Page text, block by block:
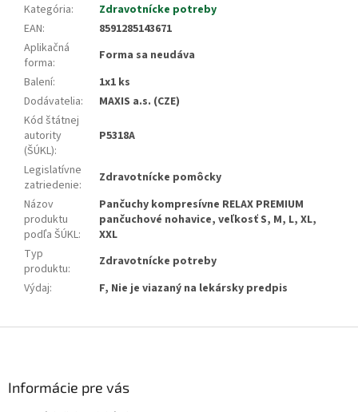
Kategória:
Zdravotnícke potreby
EAN:
8591285143671
Aplikačná
forma:
Forma sa neudáva
Balení:
1x1 ks
Dodávatelia:
MAXIS a.s. (CZE)
Kód štátnej
autority
(ŠÚKL):
P5318A
Legislatívne
zatriedenie:
Zdravotnícke pomôcky
Názov
produktu
podľa ŠÚKL:
Pančuchy kompresívne RELAX PREMIUM
pančuchové nohavice, veľkosť S, M, L, XL,
XXL
Typ
produktu:
Zdravotnícke potreby
Výdaj: F, Nie je viazaný na lekársky predpis
Informácie pre vás